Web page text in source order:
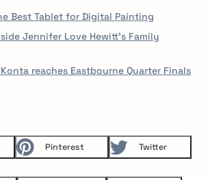
Best Tablet for Digital Painting
Jennifer Love Hewitt's Family
reaches Eastbourne Quarter Finals
Pinterest Twitter